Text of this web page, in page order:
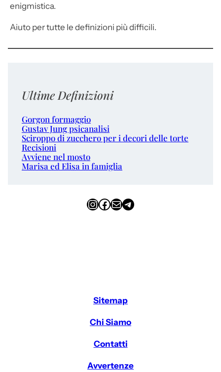
enigmistica.
Aiuto per tutte le definizioni più difficili.
Ultime Definizioni
Gorgon formaggio
Gustav Jung psicanalisi
Sciroppo di zucchero per i decori delle torte
Recisioni
Avviene nel mosto
Marisa ed Elisa in famiglia
InstagramFacebook Email Telegram
Sitemap
Chi Siamo
Contatti
Avvertenze